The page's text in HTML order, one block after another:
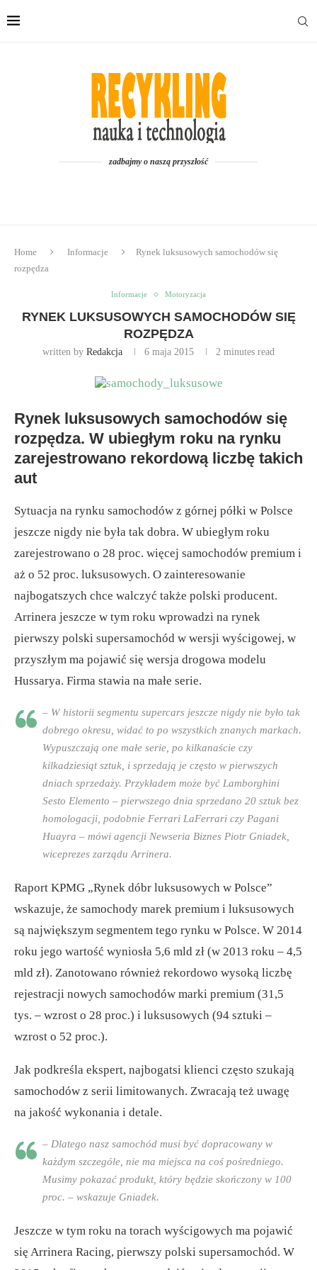
zadbajmy o naszą przyszłość
Home Informacje
Rynek luksusowych samochodów się
rozpędza
Informacje Motoryzacja
RYNEK LUKSUSOWYCH SAMOCHODÓW SIĘ
ROZPĘDZA
written by Redakcja 6 maja 2015 2 minutes read
Rynek luksusowych samochodów się
rozpędza. W ubiegłym roku na rynku
zarejestrowano rekordową liczbę takich
aut
Sytuacja na rynku samochodów z górnej półki w Polsce
jeszcze nigdy nie była tak dobra. W ubiegłym roku
zarejestrowano o 28 proc. więcej samochodów premium i
aż o 52 proc. luksusowych. O zainteresowanie
najbogatszych chce walczyć także polski producent.
Arrinera jeszcze w tym roku wprowadzi na rynek
pierwszy polski supersamochód w wersji wyścigowej, w
przyszłym ma pojawić się wersja drogowa modelu
Hussarya. Firma stawia na małe serie.
– W historii segmentu supercars jeszcze nigdy nie było tak
dobrego okresu, widać to po wszystkich znanych markach.
Wypuszczają one małe serie, po kilkanaście czy
kilkadziesiąt sztuk, i sprzedają je często w pierwszych
dniach sprzedaży. Przykładem może być Lamborghini
Sesto Elemento – pierwszego dnia sprzedano 20 sztuk bez
homologacji, podobnie Ferrari LaFerrari czy Pagani
Huayra – mówi agencji Newseria Biznes Piotr Gniadek,
wiceprezes zarządu Arrinera.
Raport KPMG „Rynek dóbr luksusowych w Polsce”
wskazuje, że samochody marek premium i luksusowych
są największym segmentem tego rynku w Polsce. W 2014
roku jego wartość wyniosła 5,6 mld zł (w 2013 roku – 4,5
mld zł). Zanotowano również rekordowo wysoką liczbę
rejestracji nowych samochodów marki premium (31,5
tys. – wzrost o 28 proc.) i luksusowych (94 sztuki –
wzrost o 52 proc.).
Jak podkreśla ekspert, najbogatsi klienci często szukają
samochodów z serii limitowanych. Zwracają też uwagę
na jakość wykonania i detale.
– Dlatego nasz samochód musi być dopracowany w
każdym szczególe, nie ma miejsca na coś pośredniego.
Musimy pokazać produkt, który będzie skończony w 100
proc. – wskazuje Gniadek.
Jeszcze w tym roku na torach wyścigowych ma pojawić
się Arrinera Racing, pierwszy polski supersamochód. W